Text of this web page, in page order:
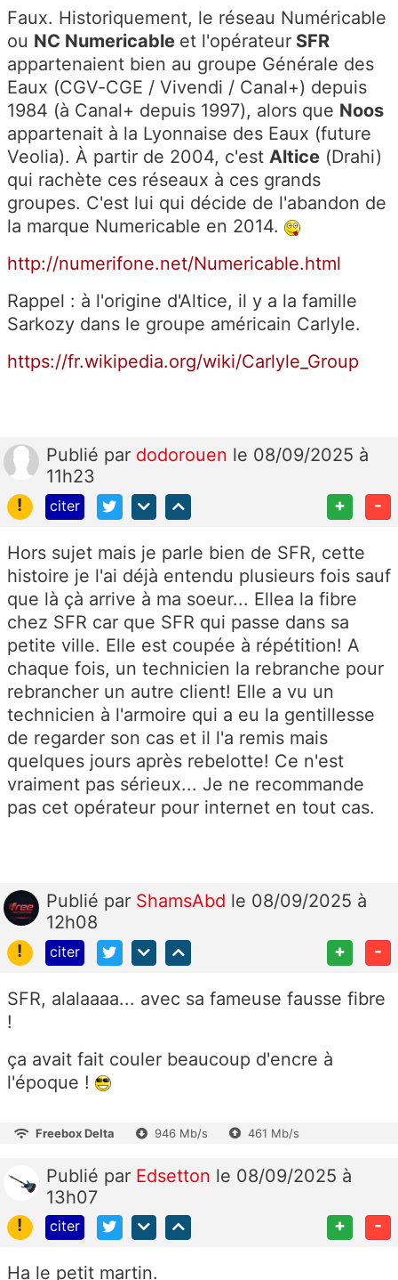
Faux. Historiquement, le réseau Numéricable
ou NC Numericable et l'opérateur SFR
appartenaient bien au groupe Générale des
Eaux (CGV-CGE / Vivendi / Canal+) depuis
1984 (à Canal+ depuis 1997), alors que Noos
appartenait à la Lyonnaise des Eaux (future
Veolia). À partir de 2004, c'est Altice (Drahi)
qui rachète ces réseaux à ces grands
groupes. C'est lui qui décide de l'abandon de
la marque Numericable en 2014.
http://numerifone.net/Numericable.html
Rappel : à l'origine d'Altice, il y a la famille
Sarkozy dans le groupe américain Carlyle.
https://fr.wikipedia.org/wiki/Carlyle_Group
Publié par dodorouen le 08/09/2025 à
11h23
!
citer + -
Hors sujet mais je parle bien de SFR, cette
histoire je l'ai déjà entendu plusieurs fois sauf
que là çà arrive à ma soeur... Ellea la fibre
chez SFR car que SFR qui passe dans sa
petite ville. Elle est coupée à répétition! A
chaque fois, un technicien la rebranche pour
rebrancher un autre client! Elle a vu un
technicien à l'armoire qui a eu la gentillesse
de regarder son cas et il l'a remis mais
quelques jours après rebelotte! Ce n'est
vraiment pas sérieux... Je ne recommande
pas cet opérateur pour internet en tout cas.
Publié par ShamsAbd le 08/09/2025 à
12h08
!
citer + -
SFR, alalaaaa... avec sa fameuse fausse fibre
!
ça avait fait couler beaucoup d'encre à
l'époque !
Freebox Delta 946 Mb/s 461 Mb/s
Publié par Edsetton le 08/09/2025 à
13h07
!
citer + -
Ha le petit martin.